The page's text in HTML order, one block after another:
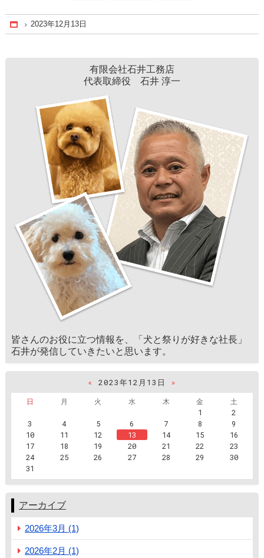
Home
2023年12月13日
有限会社石井工務店
代表取締役 石井 淳一
皆さんのお役に立つ情報を、「犬と祭りが好きな社長」
石井が発信していきたいと思います。
« 2023年12月13日
»
日
月 火 水 木 金
土
1
2
3
4 5 6 7 8
9
10
11 12 13 14 15
16
17
18 19 20 21 22
23
24
25 26 27 28 29
30
31
アーカイブ
2026年3月 (1)
2026年2月 (1)